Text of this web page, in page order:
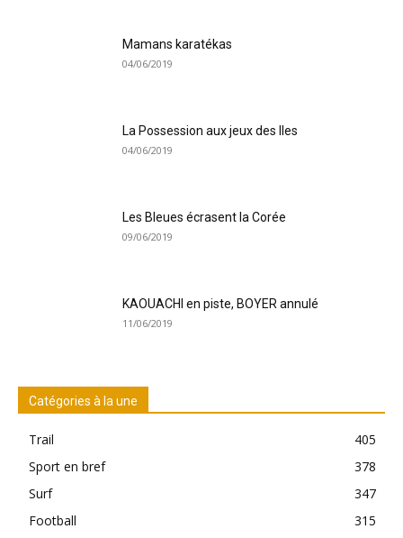
Mamans karatékas
04/06/2019
La Possession aux jeux des Iles
04/06/2019
Les Bleues écrasent la Corée
09/06/2019
KAOUACHI en piste, BOYER annulé
11/06/2019
Catégories à la une
Trail
405
Sport en bref
378
Surf
347
Football
315